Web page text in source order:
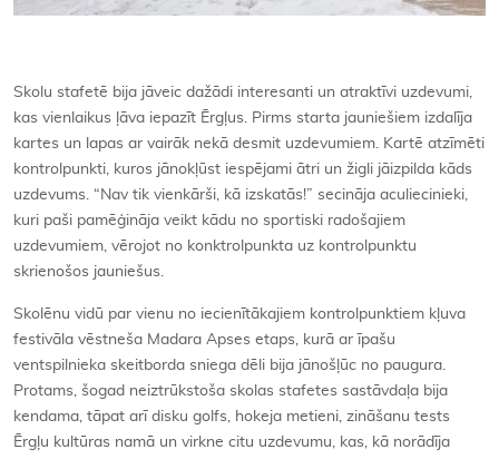
Skolu stafetē bija jāveic dažādi interesanti un atraktīvi uzdevumi,
kas vienlaikus ļāva iepazīt Ērgļus. Pirms starta jauniešiem izdalīja
kartes un lapas ar vairāk nekā desmit uzdevumiem. Kartē atzīmēti
kontrolpunkti, kuros jānokļūst iespējami ātri un žigli jāizpilda kāds
uzdevums. “Nav tik vienkārši, kā izskatās!” secināja aculiecinieki,
kuri paši pamēģināja veikt kādu no sportiski radošajiem
uzdevumiem, vērojot no konktrolpunkta uz kontrolpunktu
skrienošos jauniešus.
Skolēnu vidū par vienu no iecienītākajiem kontrolpunktiem kļuva
festivāla vēstneša Madara Apses etaps, kurā ar īpašu
ventspilnieka skeitborda sniega dēli bija jānošļūc no paugura.
Protams, šogad neiztrūkstoša skolas stafetes sastāvdaļa bija
kendama, tāpat arī disku golfs, hokeja metieni, zināšanu tests
Ērgļu kultūras namā un virkne citu uzdevumu, kas, kā norādīja